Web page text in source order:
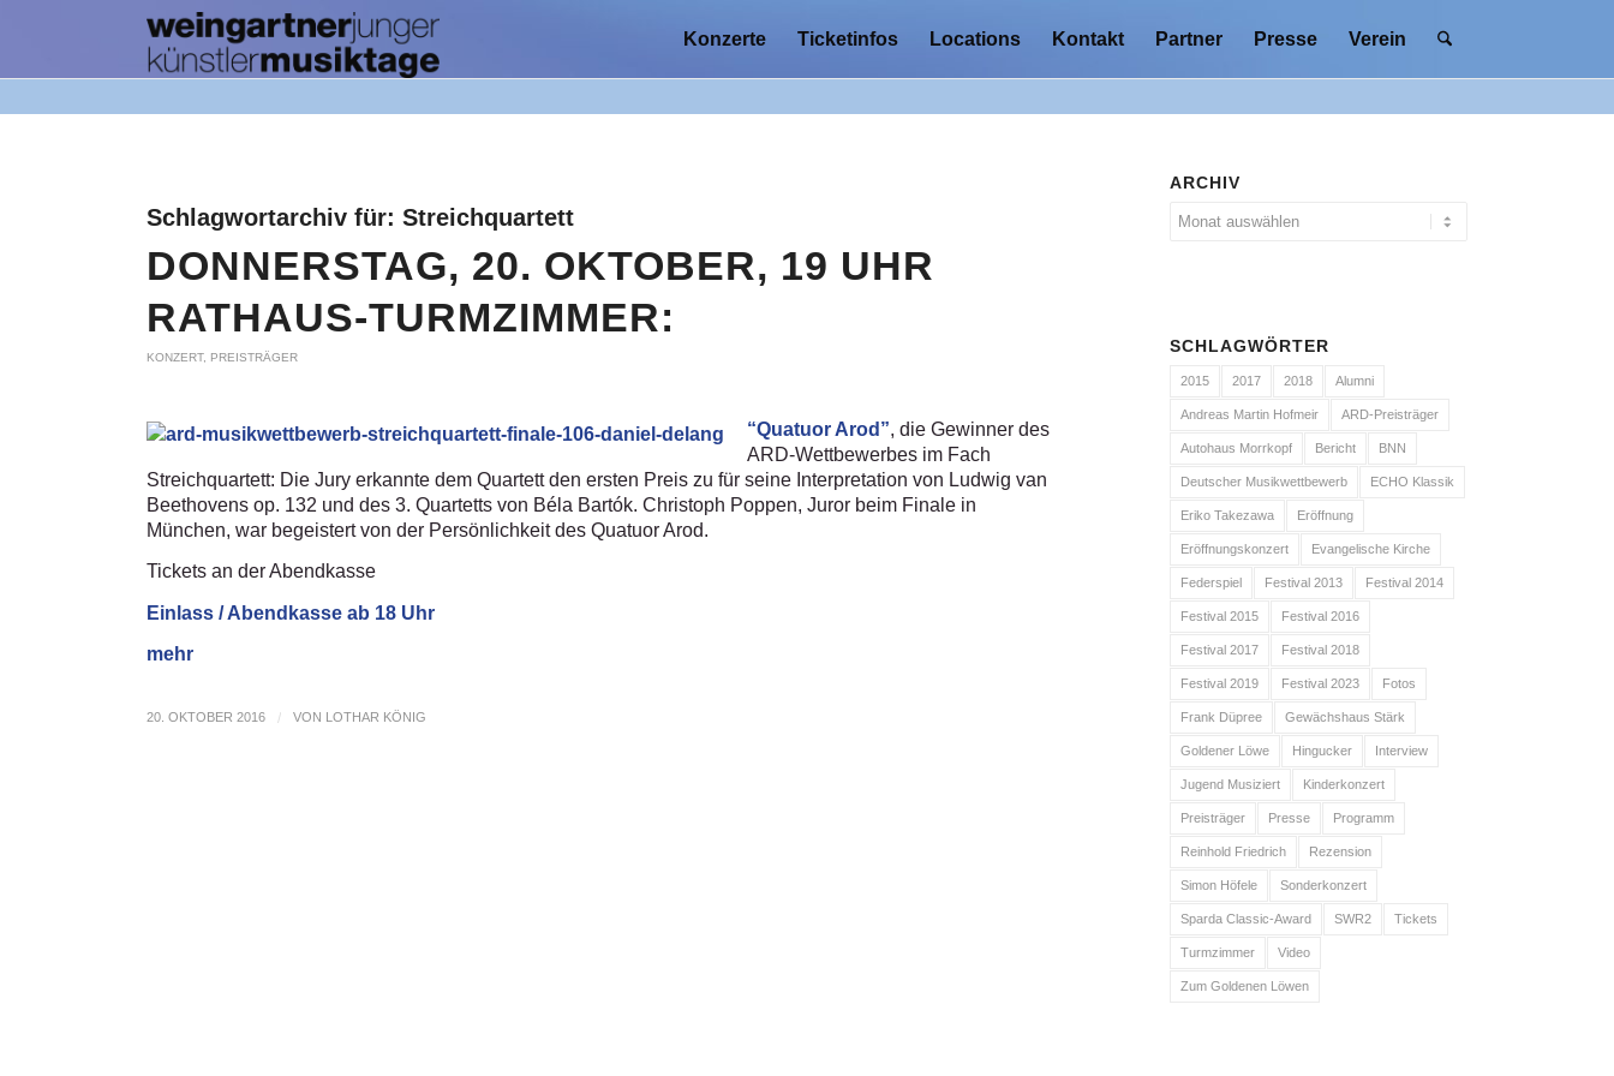
Konzerte Ticketinfos Locations Kontakt Partner Presse Verein
Schlagwortarchiv für: Streichquartett
DONNERSTAG, 20. OKTOBER, 19 UHR
RATHAUS-TURMZIMMER:
KONZERT, PREISTRÄGER
“Quatuor Arod”, die Gewinner des
ARD-Wettbewerbes im Fach
Streichquartett: Die Jury erkannte dem Quartett den ersten Preis zu für seine Interpretation von Ludwig van
Beethovens op. 132 und des 3. Quartetts von Béla Bartók. Christoph Poppen, Juror beim Finale in
München, war begeistert von der Persönlichkeit des Quatuor Arod.
Tickets an der Abendkasse
Einlass / Abendkasse ab 18 Uhr
mehr
20. OKTOBER 2016 / VON LOTHAR KÖNIG
ARCHIV
SCHLAGWÖRTER
2015 2017 2018 Alumni
Andreas Martin Hofmeir ARD-Preisträger
Autohaus Morrkopf Bericht BNN
Deutscher Musikwettbewerb ECHO Klassik
Eriko Takezawa Eröffnung
Eröffnungskonzert Evangelische Kirche
Federspiel Festival 2013 Festival 2014
Festival 2015 Festival 2016
Festival 2017 Festival 2018
Festival 2019 Festival 2023 Fotos
Frank Düpree Gewächshaus Stärk
Goldener Löwe Hingucker Interview
Jugend Musiziert Kinderkonzert
Preisträger Presse Programm
Reinhold Friedrich Rezension
Simon Höfele Sonderkonzert
Sparda Classic-Award SWR2 Tickets
Turmzimmer Video
Zum Goldenen Löwen